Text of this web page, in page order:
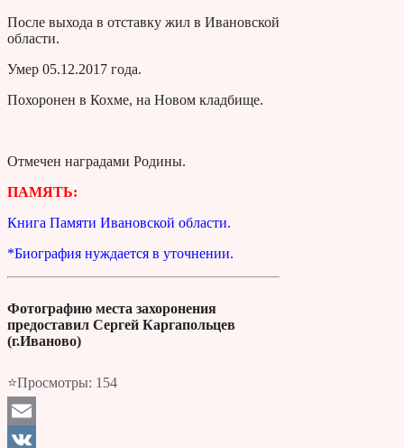
После выхода в отставку жил в Ивановской
области.
Умер 05.12.2017 года.
Похоронен в Кохме, на Новом кладбище.
Отмечен наградами Родины.
ПАМЯТЬ:
Книга Памяти Ивановской области.
*Биография нуждается в уточнении.
Фотографию места захоронения
предоставил Сергей Каргапольцев
(г.Иваново)
⭐Просмотры: 154
Email